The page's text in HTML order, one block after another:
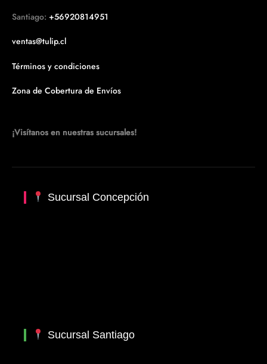
Santiago: +56920814951
ventas@tulip.cl
Términos y condiciones
Zona de Cobertura de Envíos
¡Visítanos en nuestras sucursales!
Sucursal Concepción
Sucursal Santiago